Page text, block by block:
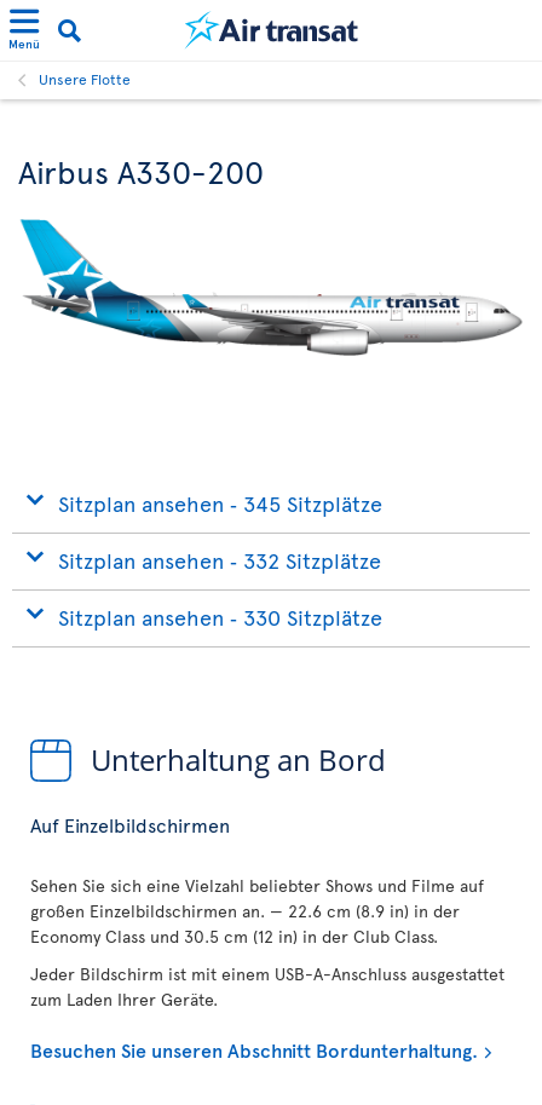
Menü
Unsere Flotte
Airbus A330-200
Sitzplan ansehen ‐ 345 Sitzplätze
Sitzplan ansehen ‐ 332 Sitzplätze
Sitzplan ansehen ‐ 330 Sitzplätze
Unterhaltung an Bord
Auf Einzelbildschirmen
Sehen Sie sich eine Vielzahl beliebter Shows und Filme auf
großen Einzelbildschirmen an. — 22.6 cm (8.9 in) in der
Economy Class und 30.5 cm (12 in) in der Club Class.
Jeder Bildschirm ist mit einem USB-A-Anschluss ausgestattet
zum Laden Ihrer Geräte.
Besuchen Sie unseren Abschnitt Bordunterhaltung.